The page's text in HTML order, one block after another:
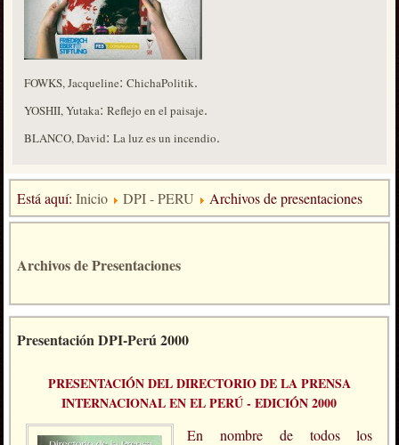
FOWKS, Jacqueline:ChichaPolitik.
YOSHII, Yutaka:Reflejo en el paisaje.
BLANCO, David:La luz es un incendio.
Está aquí:Inicio DPI - PERU Archivos de presentaciones
Archivos de Presentaciones
Presentación DPI-Perú 2000
PRESENTACIÓN DEL DIRECTORIO DE LA PRENSA
INTERNACIONAL EN EL PERÚ - EDICIÓN 2000
En nombre de todos los